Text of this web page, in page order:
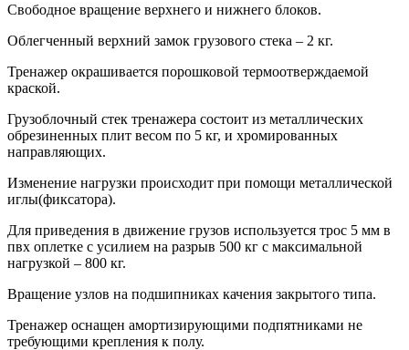
Свободное вращение верхнего и нижнего блоков.
Облегченный верхний замок грузового стека – 2 кг.
Тренажер окрашивается порошковой термоотверждаемой
краской.
Грузоблочный стек тренажера состоит из металлических
обрезиненных плит весом по 5 кг, и хромированных
направляющих.
Изменение нагрузки происходит при помощи металлической
иглы(фиксатора).
Для приведения в движение грузов используется трос 5 мм в
пвх оплетке с усилием на разрыв 500 кг с максимальной
нагрузкой – 800 кг.
Вращение узлов на подшипниках качения закрытого типа.
Тренажер оснащен амортизирующими подпятниками не
требующими крепления к полу.